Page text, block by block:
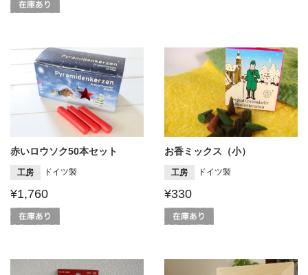
赤いロウソク50本セット
工房 ドイツ製
¥1,760
お香ミックス（小）
工房 ドイツ製
¥330